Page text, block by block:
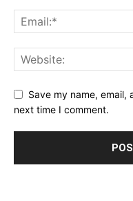
Save my name,
next time I comment.